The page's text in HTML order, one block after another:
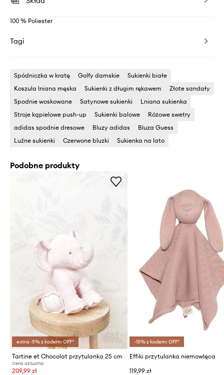
100 % Poliester
Tagi
Spódniczka w kratę Golfy damskie
Sukienki białe
Koszula lniana męska
Sukienki z długim rękawem
Złote sandały
Spodnie woskowane
Satynowe sukienki
Lniana sukienka
Stroje kąpielowe push-up
Sukienki balowe
Różowe swetry
adidas spodnie dresowe
Bluzy adidas
Bluza Guess
Luźne sukienki
Czerwone bluzki Sukienka na lato
Podobne produkty
extra -5% z kodem: OFF*
Tartine et Chocolat przytulanka 25 cm
Cena aktualna:
209,99 zł
-15% z kodem: OFF*
Effiki przytulanka niemowlęca
119,99 zł